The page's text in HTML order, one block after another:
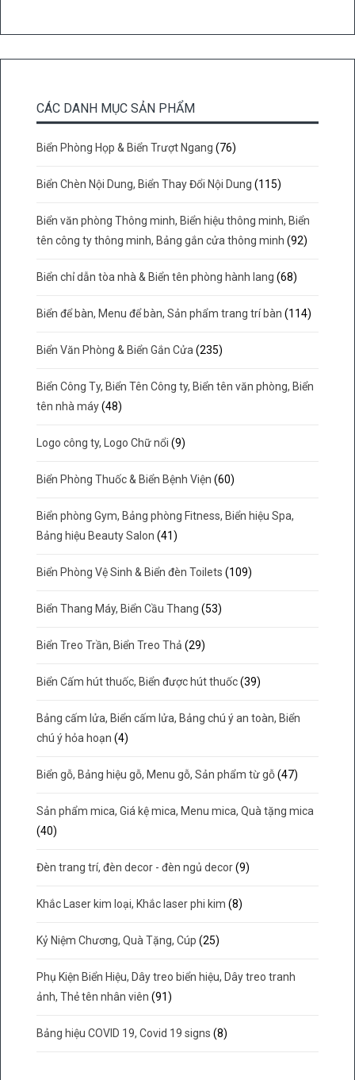
CÁC DANH MỤC SẢN PHẨM
Biển Phòng Họp & Biển Trượt Ngang (76)
Biển Chèn Nội Dung, Biển Thay Đổi Nội Dung (115)
Biển văn phòng Thông minh, Biển hiệu thông minh, Biển
tên công ty thông minh, Bảng gắn cửa thông minh (92)
Biển chỉ dẫn tòa nhà & Biển tên phòng hành lang (68)
Biển để bàn, Menu để bàn, Sản phẩm trang trí bàn (114)
Biển Văn Phòng & Biển Gắn Cửa (235)
Biển Công Ty, Biển Tên Công ty, Biển tên văn phòng, Biển
tên nhà máy (48)
Logo công ty, Logo Chữ nổi (9)
Biển Phòng Thuốc & Biển Bệnh Viện (60)
Biển phòng Gym, Bảng phòng Fitness, Biển hiệu Spa,
Bảng hiệu Beauty Salon (41)
Biển Phòng Vệ Sinh & Biển đèn Toilets (109)
Biển Thang Máy, Biển Cầu Thang (53)
Biển Treo Trần, Biển Treo Thả (29)
Biển Cấm hút thuốc, Biển được hút thuốc (39)
Bảng cấm lửa, Biển cấm lửa, Bảng chú ý an toàn, Biển
chú ý hỏa hoạn (4)
Biển gỗ, Bảng hiệu gỗ, Menu gỗ, Sản phẩm từ gỗ (47)
Sản phẩm mica, Giá kệ mica, Menu mica, Quà tặng mica
(40)
Đèn trang trí, đèn decor - đèn ngủ decor (9)
Khắc Laser kim loại, Khắc laser phi kim (8)
Kỷ Niệm Chương, Quà Tặng, Cúp (25)
Phụ Kiện Biển Hiệu, Dây treo biển hiệu, Dây treo tranh
ảnh, Thẻ tên nhân viên (91)
Bảng hiệu COVID 19, Covid 19 signs (8)